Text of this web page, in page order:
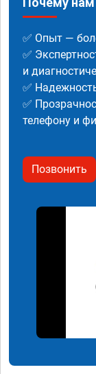
✅ Опыт —
✅
и
✅
✅
телефону и
Позвонить